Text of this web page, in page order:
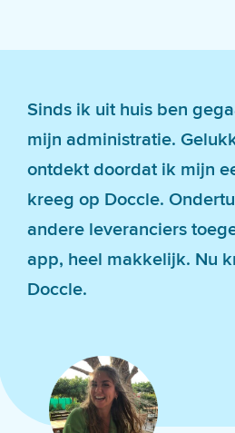
Sinds ik uit huis ben
mijn administratie.
ontdekt doordat ik mijn
kreeg op Doccle.
andere leveranciers
app, heel makkelijk. Nu
Doccle.